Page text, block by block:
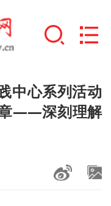
+
+
中心系列活动
——深刻理解